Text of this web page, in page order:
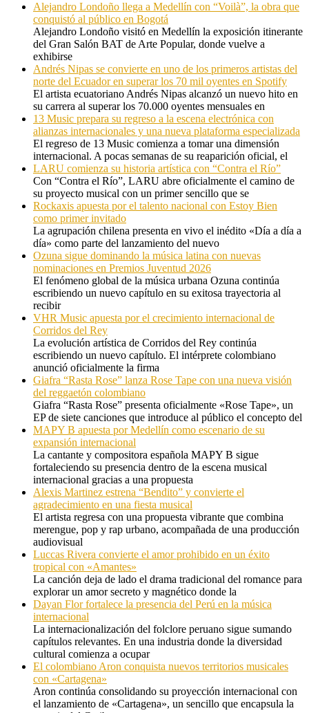
Alejandro Londoño llega a Medellín con “Voilà”, la obra que
conquistó al público en Bogotá
Alejandro Londoño visitó en Medellín la exposición itinerante
del Gran Salón BAT de Arte Popular, donde vuelve a
exhibirse
Andrés Nipas se convierte en uno de los primeros artistas del
norte del Ecuador en superar los 70 mil oyentes en Spotify
El artista ecuatoriano Andrés Nipas alcanzó un nuevo hito en
su carrera al superar los 70.000 oyentes mensuales en
13 Music prepara su regreso a la escena electrónica con
alianzas internacionales y una nueva plataforma especializada
El regreso de 13 Music comienza a tomar una dimensión
internacional. A pocas semanas de su reaparición oficial, el
LARU comienza su historia artística con “Contra el Río”
Con “Contra el Río”, LARU abre oficialmente el camino de
su proyecto musical con un primer sencillo que se
Rockaxis apuesta por el talento nacional con Estoy Bien
como primer invitado
La agrupación chilena presenta en vivo el inédito «Día a día a
día» como parte del lanzamiento del nuevo
Ozuna sigue dominando la música latina con nuevas
nominaciones en Premios Juventud 2026
El fenómeno global de la música urbana Ozuna continúa
escribiendo un nuevo capítulo en su exitosa trayectoria al
recibir
VHR Music apuesta por el crecimiento internacional de
Corridos del Rey
La evolución artística de Corridos del Rey continúa
escribiendo un nuevo capítulo. El intérprete colombiano
anunció oficialmente la firma
Giafra “Rasta Rose” lanza Rose Tape con una nueva visión
del reggaetón colombiano
Giafra “Rasta Rose” presenta oficialmente «Rose Tape», un
EP de siete canciones que introduce al público el concepto del
MAPY B apuesta por Medellín como escenario de su
expansión internacional
La cantante y compositora española MAPY B sigue
fortaleciendo su presencia dentro de la escena musical
internacional gracias a una propuesta
Alexis Martinez estrena “Bendito” y convierte el
agradecimiento en una fiesta musical
El artista regresa con una propuesta vibrante que combina
merengue, pop y rap urbano, acompañada de una producción
audiovisual
Luccas Rivera convierte el amor prohibido en un éxito
tropical con «Amantes»
La canción deja de lado el drama tradicional del romance para
explorar un amor secreto y magnético donde la
Dayan Flor fortalece la presencia del Perú en la música
internacional
La internacionalización del folclore peruano sigue sumando
capítulos relevantes. En una industria donde la diversidad
cultural comienza a ocupar
El colombiano Aron conquista nuevos territorios musicales
con «Cartagena»
Aron continúa consolidando su proyección internacional con
el lanzamiento de «Cartagena», un sencillo que encapsula la